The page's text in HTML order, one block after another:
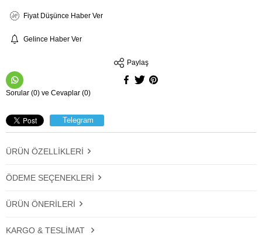
Fiyat Düşünce Haber Ver
Gelince Haber Ver
Paylaş
Sorular (0) ve Cevaplar (0)
Telegram
ÜRÜN ÖZELLIKLERI
ÖDEME SEÇENEKLERI
ÜRÜN ÖNERILERI
KARGO & TESLIMAT